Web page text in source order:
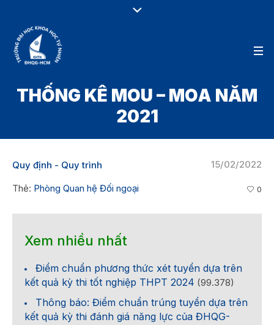
THỐNG KÊ MOU – MOA NĂM
2021
15/02/2022
Quy định - Quy trình
Thẻ: Phòng Quan hệ Đối ngoại 0
Xem nhiều nhất
Điểm chuẩn phương thức xét tuyển dựa trên
kết quả kỳ thi tốt nghiệp THPT 2024 (99.378)
Thông báo: Điểm chuẩn trúng tuyển dựa trên
kết quả kỳ thi đánh giá năng lực của ĐHQG-